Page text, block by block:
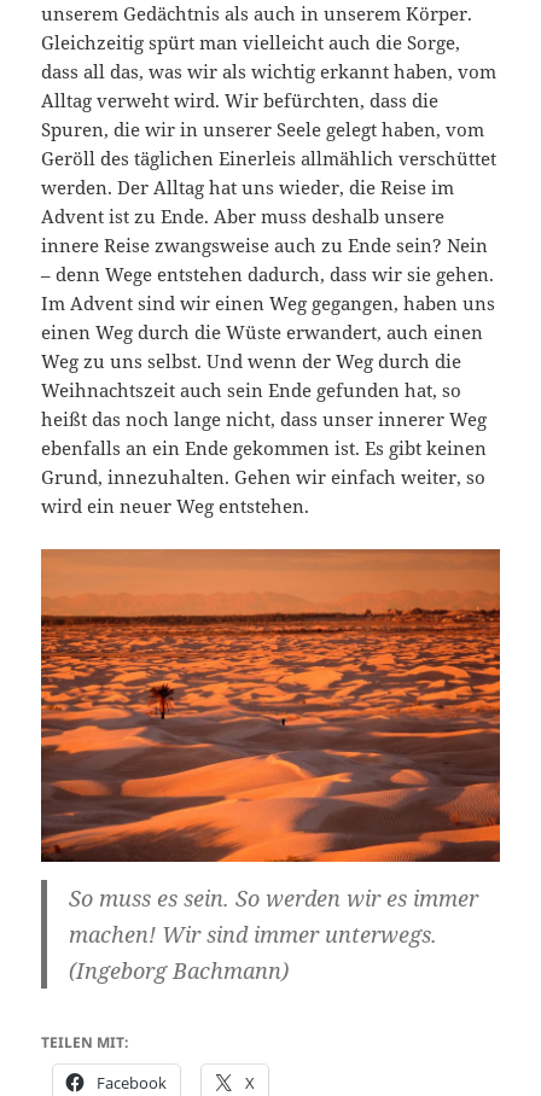
unserem Gedächtnis als auch in unserem Körper.
Gleichzeitig spürt man vielleicht auch die Sorge,
dass all das, was wir als wichtig erkannt haben, vom
Alltag verweht wird. Wir befürchten, dass die
Spuren, die wir in unserer Seele gelegt haben, vom
Geröll des täglichen Einerleis allmählich verschüttet
werden. Der Alltag hat uns wieder, die Reise im
Advent ist zu Ende. Aber muss deshalb unsere
innere Reise zwangsweise auch zu Ende sein? Nein
– denn Wege entstehen dadurch, dass wir sie gehen.
Im Advent sind wir einen Weg gegangen, haben uns
einen Weg durch die Wüste erwandert, auch einen
Weg zu uns selbst. Und wenn der Weg durch die
Weihnachtszeit auch sein Ende gefunden hat, so
heißt das noch lange nicht, dass unser innerer Weg
ebenfalls an ein Ende gekommen ist. Es gibt keinen
Grund, innezuhalten. Gehen wir einfach weiter, so
wird ein neuer Weg entstehen.
So muss es sein. So werden wir es immer
machen! Wir sind immer unterwegs.
(Ingeborg Bachmann)
TEILEN MIT:
Facebook X